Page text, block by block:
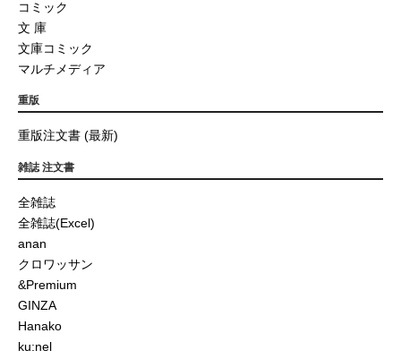
コミック
文 庫
文庫コミック
マルチメディア
重版
重版注文書 (最新)
雑誌 注文書
全雑誌
全雑誌(Excel)
anan
クロワッサン
&Premium
GINZA
Hanako
ku:nel